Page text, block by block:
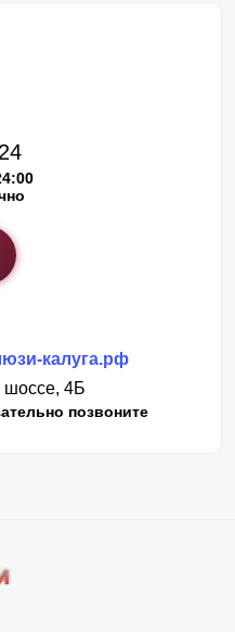
калуга.рф
шоссе, 4Б
позвоните